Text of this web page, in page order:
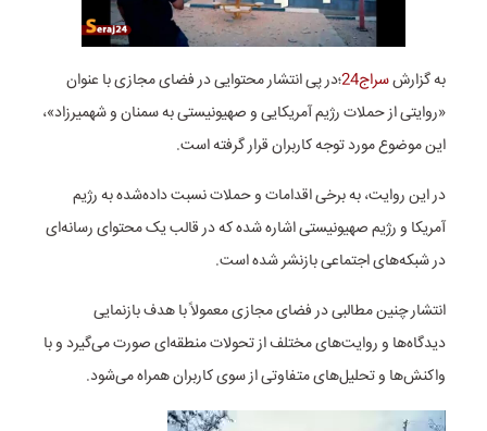
به گزارشسراج24
؛در پی انتشار محتوایی در فضای مجازی با عنوان
«روایتی از حملات رژیم آمریکایی و صهیونیستی به سمنان و شهمیرزاد»،
این موضوع مورد توجه کاربران قرار گرفته است.
در این روایت، به برخی اقدامات و حملات نسبت داده‌شده به رژیم
آمریکا و رژیم صهیونیستی اشاره شده که در قالب یک محتوای رسانه‌ای
در شبکه‌های اجتماعی بازنشر شده است.
انتشار چنین مطالبی در فضای مجازی معمولاً با هدف بازنمایی
دیدگاه‌ها و روایت‌های مختلف از تحولات منطقه‌ای صورت می‌گیرد و با
واکنش‌ها و تحلیل‌های متفاوتی از سوی کاربران همراه می‌شود.